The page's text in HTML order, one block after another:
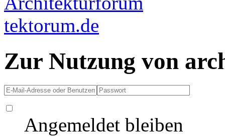
Zur Nutzung von
Angemeldet bleiben